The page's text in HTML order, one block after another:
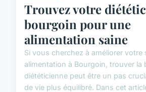
Trouvez votre
bourgoin pour une
alimentation saine
Si vous cherchez à améliorer votre
alimentation à Bourgoin, trouver la
diététicienne peut être un pas
de vie plus équilibré. Dans cet